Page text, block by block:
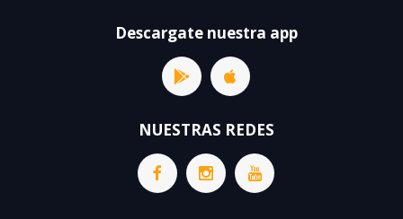
Descargate nuestra app
NUESTRAS REDES